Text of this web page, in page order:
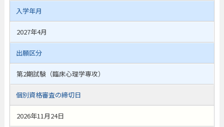
入学年月
2027年4月
出願区分
第2期試験（臨床心理学専攻）
個別資格審査の締切日
2026年11月24日